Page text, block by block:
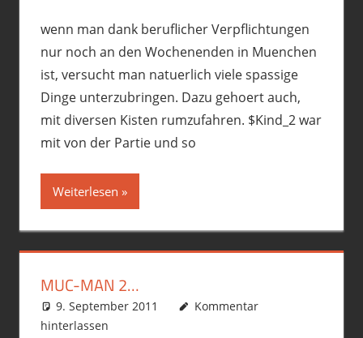
wenn man dank beruflicher Verpflichtungen
nur noch an den Wochenenden in Muenchen
ist, versucht man natuerlich viele spassige
Dinge unterzubringen. Dazu gehoert auch,
mit diversen Kisten rumzufahren. $Kind_2 war
mit von der Partie und so
Weiterlesen
MUC-MAN 2…
9. September 2011 phil
Allgemein
Kommentar
hinterlassen